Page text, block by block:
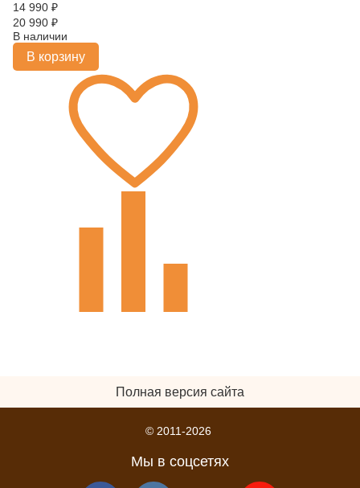
14 990 ₽
20 990 ₽
В наличии
В корзину
Полная версия сайта
© 2011-2026
Мы в соцсетях